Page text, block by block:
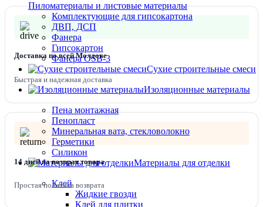
Пиломатериалы и листовые материалы
Комплектующие для гипсокартона
ДВП, ДСП
Фанера
Гипсокартон
Фанера OSB-3
Сухие строительные смеси
Изоляционные материалы
Пена монтажная
Пенопласт
Минеральная вата, стекловолокно
Герметики
Силикон
Материалы для отделки
Клей
Жидкие гвозди
Клей для плитки
Доставка по всей Молдове
Быстрая и надежная доставка
14 дней на возврат товара
Простая политика возврата